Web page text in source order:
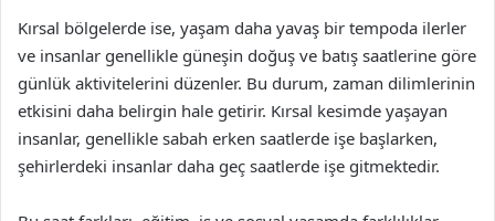
Kırsal bölgelerde ise, yaşam daha yavaş bir tempoda ilerler
ve insanlar genellikle güneşin doğuş ve batış saatlerine göre
günlük aktivitelerini düzenler. Bu durum, zaman dilimlerinin
etkisini daha belirgin hale getirir. Kırsal kesimde yaşayan
insanlar, genellikle sabah erken saatlerde işe başlarken,
şehirlerdeki insanlar daha geç saatlerde işe gitmektedir.